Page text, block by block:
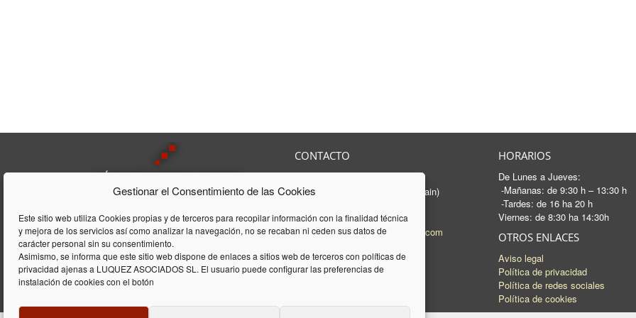
Gestionar el Consentimiento de las Cookies
Este sitio web utiliza Cookies propias y de terceros para recopilar información con la finalidad técnica
y mejora de los servicios así como analizar la navegación, no se recaban ni ceden sus datos de
carácter personal sin su consentimiento.
Asimismo, se informa que este sitio web dispone de enlaces a sitios web de terceros con políticas de
privacidad ajenas a LUQUEZ ASOCIADOS SL. El usuario puede configurar las preferencias de
instalación de cookies con el botón
Lúquez & ASSOCIATS, SL es una
Consultoría Laboral, que acumula
una trayectória de 20 años en el
ámbito laboral y de gestión de
empresas
CONTACTO
08208 Sabadell - Barcelona (Spain)
Fax:93 745 15 35
E-mail:mail@luquez-associats.com
HORARIOS
De Lunes a Jueves:
-Mañanas: de 9:30 h – 13:30 h
-Tardes: de 16 ha 20 h
Viernes: de 8:30 ha 14:30h
OTROS ENLACES
Aviso legal
Política de privacidad
Política de redes sociales
Política de cookies